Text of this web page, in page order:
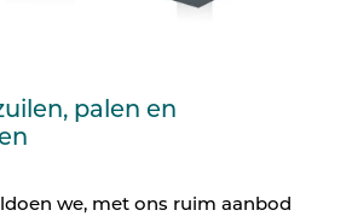
palen en
we, met ons ruim aanbod